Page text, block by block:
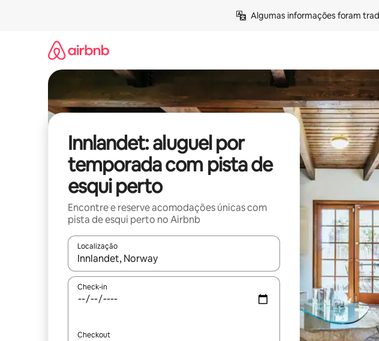
Algumas informações foram
Innlandet: aluguel por
temporada com pista de
esqui perto
Encontre e reserve acomodações únicas com
pista de esqui perto no Airbnb
Localização
Quando os resultados estiverem disponíveis, explore-os usando as seta para
Check-in
Checkout